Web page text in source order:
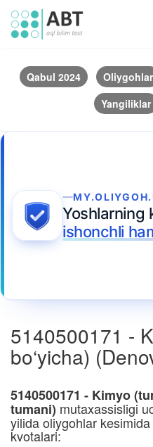
Qabul 2024 Oliygohlar
Yangiliklar
Yoshlarning
ishonchli
5140500171 -
bo‘yicha)
5140500171 - Kimyo
tumani) mutaxassisligi
yilida oliygohlar
kvotalari: